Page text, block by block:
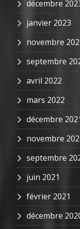
décembre
janvier 2023
novembre
septembre
avril 2022
mars 2022
décembre
novembre
septembre
juin 2021
février 2021
décembre